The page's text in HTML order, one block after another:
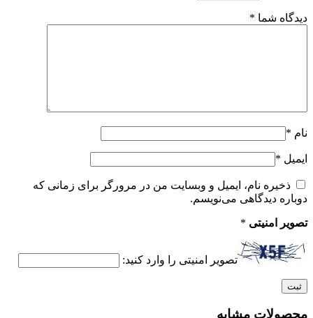
دیدگاه شما *
نام *
ایمیل *
ذخیره نام، ایمیل و وبسایت من در مرورگر برای زمانی که
دوباره دیدگاهی می‌نویسم.
تصویر امنیتی *
تصویر امنیتی را وارد کنید:
محصولات مشابه